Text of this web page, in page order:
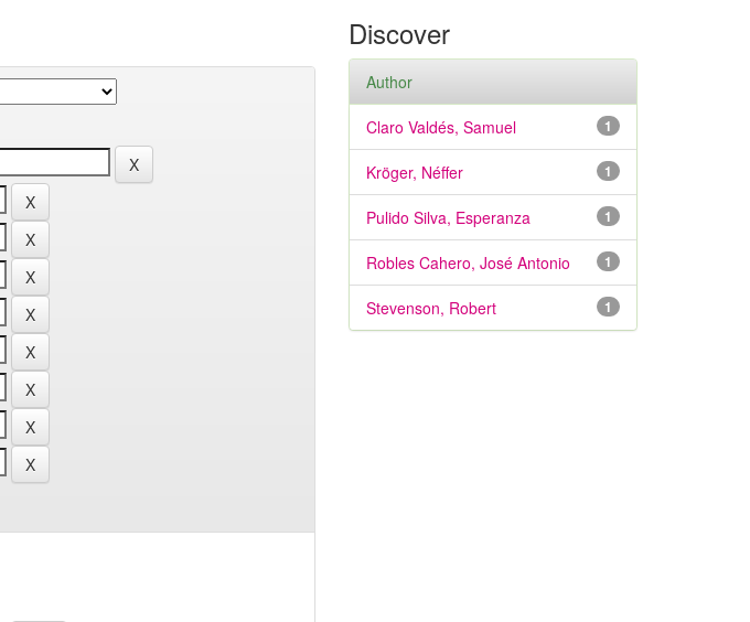
Discover
Author
1
Claro Valdés, Samuel
1
Kröger, Néffer
1
Pulido Silva, Esperanza
1
Robles Cahero, José Antonio
1
Stevenson, Robert